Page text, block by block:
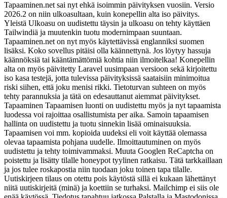
Tapaaminen.net sai nyt ehkä isoimmin päivityksen vuosiin. Versio
2026.2 on niin ulkoasultaan, kuin konepellin alta iso päivitys.
Yleistä Ulkoasu on uudistettu täysin ja ulkoasu on tehty käyttäen
Tailwindiä ja muutenkin tuotu modernimpaan suuntaan.
Tapaaminen.net on nyt myös käytettävissä englanniksi suomen
lisäksi. Koko sovellus pitäisi olla käännettynä. Jos löytyy hassuja
käännöksiä tai kääntämättömiä kohtia niin ilmoitelkaa! Konepellin
alta on myös päivitetty Laravel uusimpaan versioon sekä kirjoitettu
iso kasa testejä, jotta tulevissa päivityksissä saataisiin minimoitua
riski siihen, että joku menisi rikki. Tietoturvan suhteen on myös
tehty parannuksia ja tätä on edesauttanut aiemmat päivitykset.
Tapaaminen Tapaamisen luonti on uudistettu myös ja nyt tapaamista
luodessa voi rajoittaa osallistumista per aika. Samoin tapaamisen
hallinta on uudistettu ja tuotu sinnekin lisää ominaisuuksia.
Tapaamisen voi mm. kopioida uudeksi eli voit käyttää olemassa
olevaa tapaamista pohjana uudelle. Ilmoittautuminen on myös
uudistettu ja tehty toimivammaksi. Muuta Googlen ReCaptcha on
poistettu ja lisätty tilalle honeypot tyylinen ratkaisu. Tätä tarkkaillaan
ja jos tulee roskapostia niin tuodaan joku toinen tapa tilalle.
Uutiskirjeen tilaus on otettu pois käytöstä sillä ei kukaan lähettänyt
niitä uutiskirjeitä (minä) ja koettiin se turhaksi. Mailchimp ei siis ole